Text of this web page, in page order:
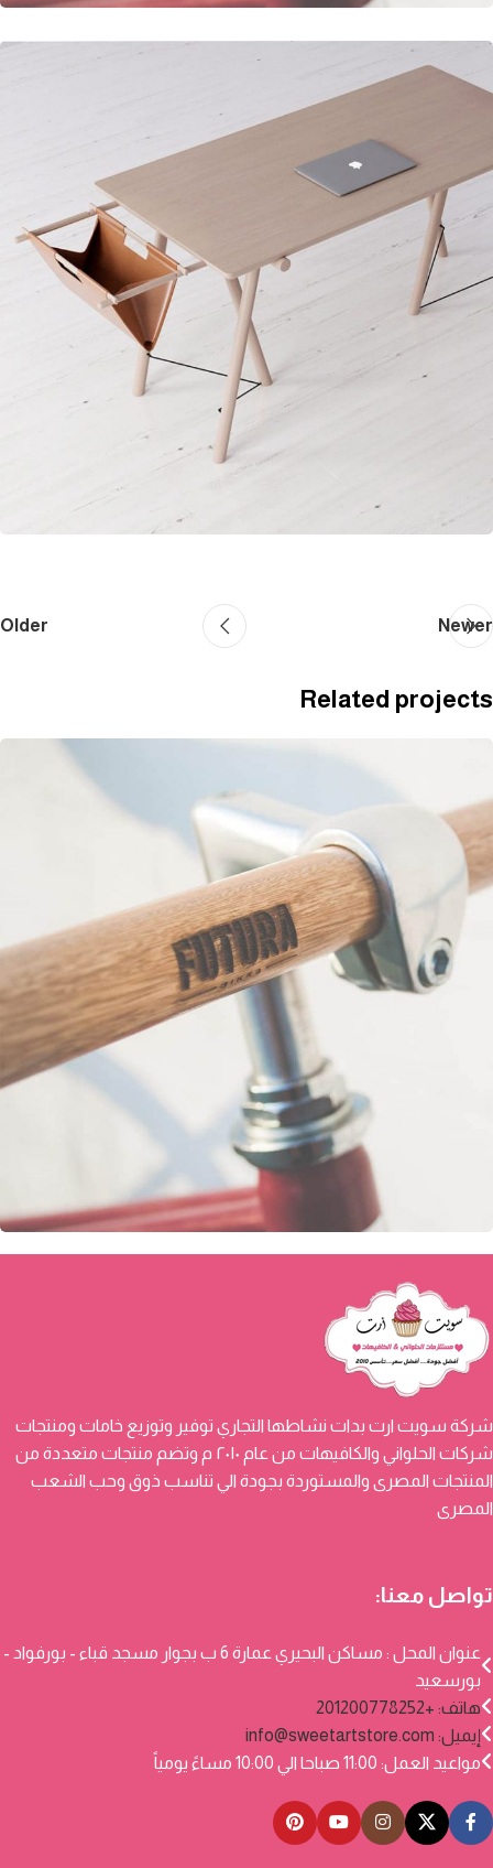
Newer
Older
Related projects
Furniture
Netus eu mollis hac dignis
شركة سويت ارت بدات نشاطها التجاري توفير وتوزيع خامات ومنتجات
شركات الحلواني والكافيهات من عام ٢٠١٠ م وتضم منتجات متعددة من
المنتجات المصرى والمستوردة بجودة الي تناسب ذوق وحب الشعب
المصرى
تواصل معنا:
عنوان المحل : مساكن البحيري عمارة 6 ب بجوار مسجد قباء - بورفواد -
بورسعيد
هاتف: +201200778252
إيميل: info@sweetartstore.com
مواعيد العمل: 11:00 صباحا الي 10:00 مساءً يومياً